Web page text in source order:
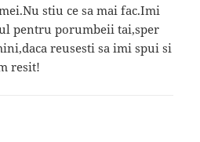
stiu ce sa mai fac.Imi
pentru porumbeii tai,sper
reusesti sa imi spui si
resit!